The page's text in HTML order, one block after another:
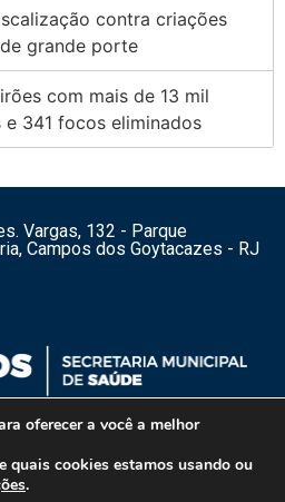
contra criações
grande porte
com mais de 13 mil
341 focos eliminados
Vargas, 132 - Parque
Campos dos Goytacazes - RJ
oferecer a você a melhor
quais cookies estamos usando ou
.
1